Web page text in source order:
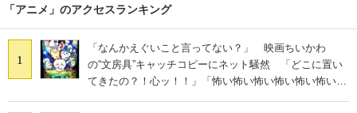
「アニメ」のアクセスランキング
1
「なんかえぐいこと言ってない？」 映画ちいかわ
の“文房具”キャッチコピーにネット騒然 「どこに置い
てきたの？！心ッ！！」「怖い怖い怖い怖い怖い怖い怖